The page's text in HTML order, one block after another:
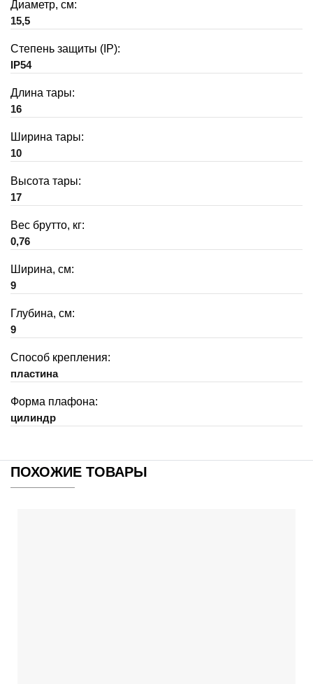
Диаметр, см:
15,5
Степень защиты (IP):
IP54
Длина тары:
16
Ширина тары:
10
Высота тары:
17
Вес брутто, кг:
0,76
Ширина, см:
9
Глубина, см:
9
Способ крепления:
пластина
Форма плафона:
цилиндр
ПОХОЖИЕ ТОВАРЫ